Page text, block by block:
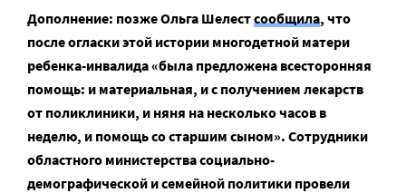
Дополнение: позже Ольга Шелестсообщила, что
после огласки этой истории многодетной матери
ребенка-инвалида «была предложена всесторонняя
помощь: и материальная, и с получением лекарств
от поликлиники, и няня на несколько часов в
неделю, и помощь со старшим сыном». Сотрудники
областного министерства социально-
демографической и семейной политики провели